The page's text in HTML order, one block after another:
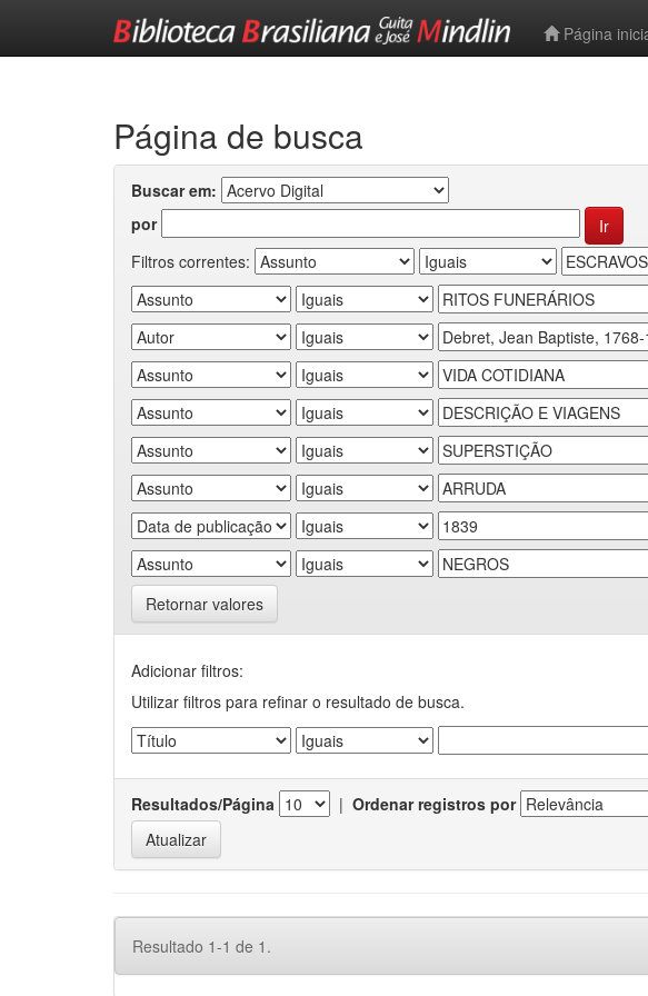
Página
Página de busca
Buscar em:
por
Filtros correntes:
Retornar valores
Adicionar filtros:
Utilizar filtros para refinar o resultado de busca.
Resultados/Página | Ordenar registros por
Resultado 1-1 de 1.